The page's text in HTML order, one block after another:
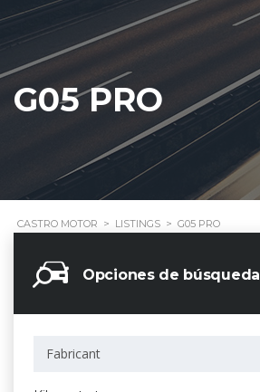
G05 PRO
CASTRO MOTOR > LISTINGS > G05 PRO
Opciones de búsqueda
Fabricant